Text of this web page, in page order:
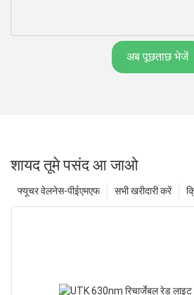
अब पूछताछ भेजें
शायद तूमे पसंद आ जाओ
सभी खरीदारी करें
फ्यूचर वेलनेस-पीईएमएफ